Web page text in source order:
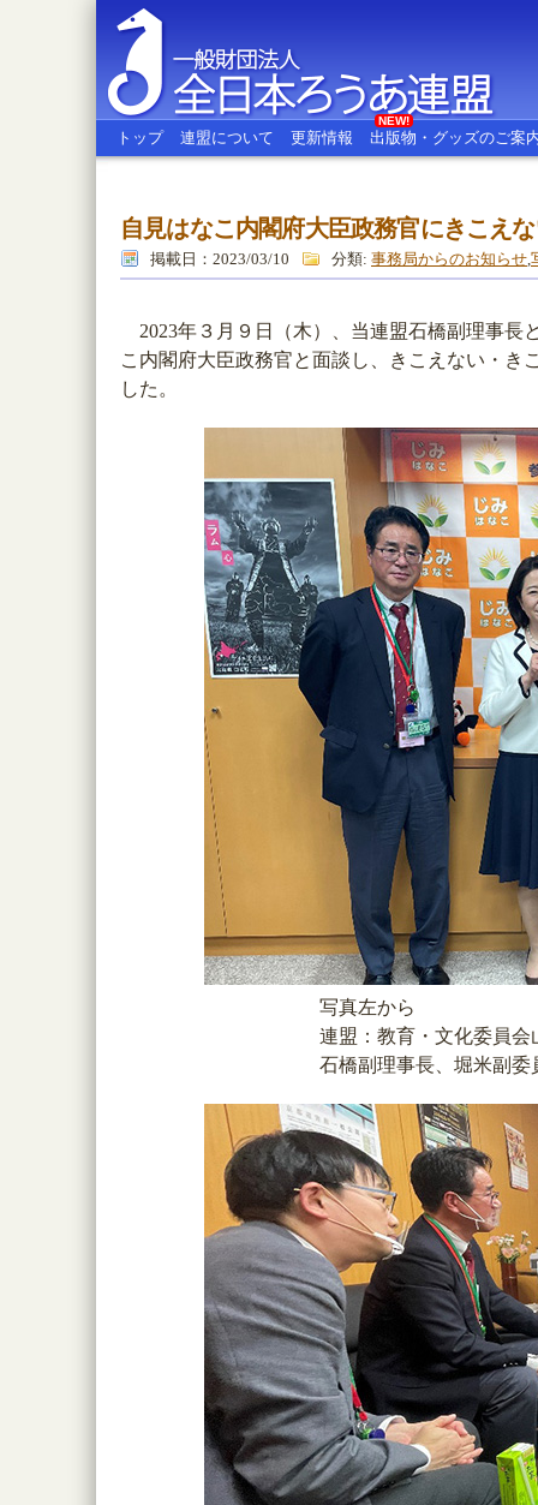
全日本ろうあ連盟
トップ 連盟について 更新情報 出版物・グッズのご案
NEW!
自見はなこ内閣府大臣政務官にきこえ
掲載日：2023/03/10 分類: 事務局からのお知らせ,
2023年３月９日（木）、当連盟石橋副理事長
こ内閣府大臣政務官と面談し、きこえない・き
した。
写
連盟：教育・文化委員
石橋副理事